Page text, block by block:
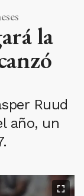
la
Ruud
año, un